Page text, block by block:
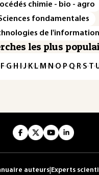
chimie - bio - agro
fondamentales
de l'information
les plus
F·G·H·I·J·K·L·M·N·O·P·Q·R·S·T·
auteurs Experts